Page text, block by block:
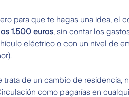
para que te hagas una idea, el
1.500 euros, sin contar los
eléctrico o con un nivel de
de un cambio de residencia,
como pagarías en